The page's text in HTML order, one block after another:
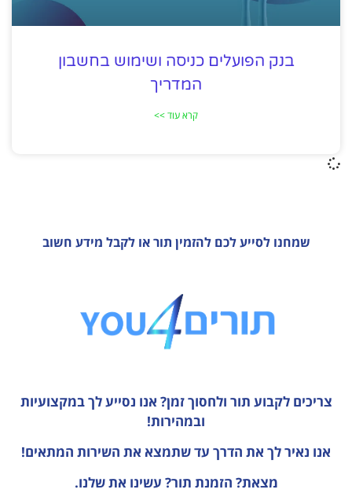
בנק הפועלים כניסה ושימוש בחשבון
המדריך
קרא עוד >>
שמחנו לסייע לכם להזמין תור או לקבל מידע חשוב
צריכים לקבוע תור ולחסוך זמן? אנו נסייע לך במקצועיות
ובמהירות!
אנו נאיר לך את הדרך עד שתמצא את השירות המתאים!
מצאת? הזמנת תור? עשינו את שלנו.